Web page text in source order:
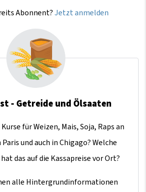
Abonnent?Jetzt anmelden
- Getreide und Ölsaaten
für Weizen, Mais, Soja, Raps an
und auch in Chigago? Welche
das auf die Kassapreise vor Ort?
alle Hintergrundinformationen